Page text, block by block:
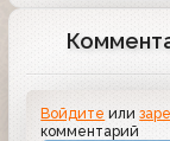
Войдите или
комментарий